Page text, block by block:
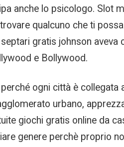
anche lo psicologo. Slot
qualcuno che ti
gratis johnson aveva
e Bollywood.
ogni città è collegata
urbano,
giochi gratis online da
genere perchè proprio